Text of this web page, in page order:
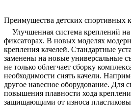
Преимущества детских спортивных
Улучшенная система креплений
фиксаторах. В новых моделях
крепления качелей. Стандартные
заменены на новые универсальные
не только облегчает сборку
необходимости снять качели.
другое навесное оборудование. Для
повышения плавности хода
защищающими от износа